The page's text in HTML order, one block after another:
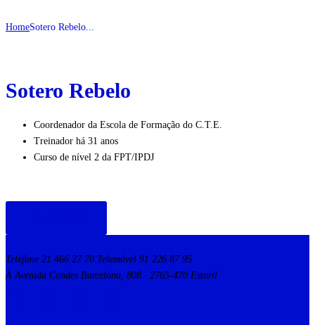
HomeSotero Rebelo...
Sotero Rebelo
Coordenador da Escola de Formação do C.T.E.
Treinador há 31 anos
Curso de nível 2 da FPT/IPDJ
Telefone 21 466 27 70 Telemóvel 91 226 87 95
À Avenida Condes Barcelona, 808 · 2765-470 Estoril